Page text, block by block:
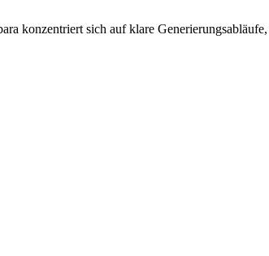
konzentriert sich auf klare